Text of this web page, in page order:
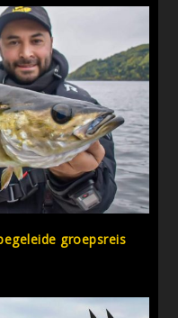
groepsreis